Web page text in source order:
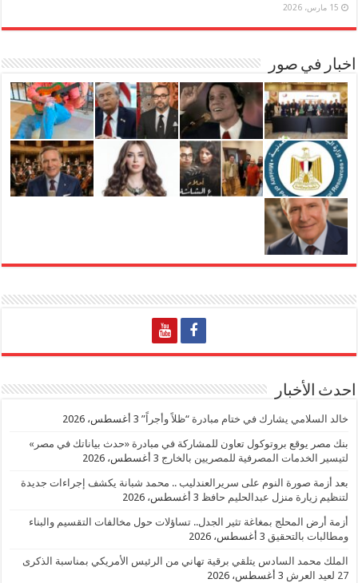
15 مارس، 2026
اخبار في صور
احدث الأخبار
خالد السلامي يشارك في ختام مبادرة “ظلاً وأجراً” 3 أغسطس، 2026
بنك مصر يوقع بروتوكول تعاون للمشاركة في مبادرة «حدث بياناتك في مصر»
لتيسير الخدمات المصرفية للمصريين بالخارج 3 أغسطس، 2026
بعد أزمة صورة النوم على سريرالعندليب .. محمد شبانة يكشف إجراءات جديدة
لتنظيم زيارة منزل عبدالحليم حافظ 3 أغسطس، 2026
أزمة أرض المحلج بمغاغة تثير الجدل.. تساؤلات حول مخالفات التقسيم والبناء
ومطالبات بالتحقيق 3 أغسطس، 2026
الملك محمد السادس يتلقي برقية تهاني من الرئيس الأمريكي بمناسبة الذكرى
27 لعيد العرش
3 أغسطس، 2026